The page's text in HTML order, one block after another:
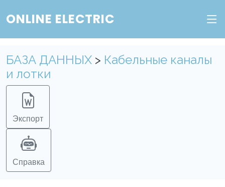
ONLINE ELECTRIC
БАЗА ДАННЫХ > Кабельные каналы
и лотки
Экспорт
Справка